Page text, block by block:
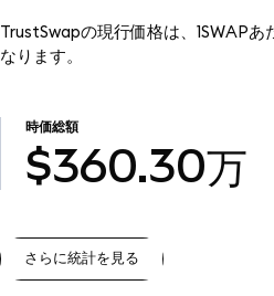
TrustSwapの現行価格は、1SWAP
なります。
時価総額
$360.30万
さらに統計を見る